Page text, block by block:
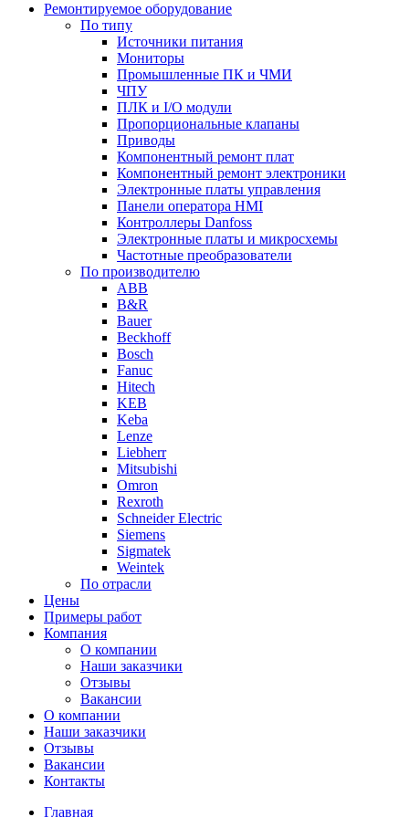
Ремонтируемое оборудование
По типу
Источники питания
Мониторы
Промышленные ПК и ЧМИ
ЧПУ
ПЛК и I/O модули
Пропорциональные клапаны
Приводы
Компонентный ремонт плат
Компонентный ремонт электроники
Электронные платы управления
Панели оператора HMI
Контроллеры Danfoss
Электронные платы и микросхемы
Частотные преобразователи
По производителю
ABB
B&R
Bauer
Beckhoff
Bosch
Fanuc
Hitech
KEB
Keba
Lenze
Liebherr
Mitsubishi
Omron
Rexroth
Schneider Electric
Siemens
Sigmatek
Weintek
По отрасли
Цены
Примеры работ
Компания
О компании
Наши заказчики
Отзывы
Вакансии
О компании
Наши заказчики
Отзывы
Вакансии
Контакты
Главная